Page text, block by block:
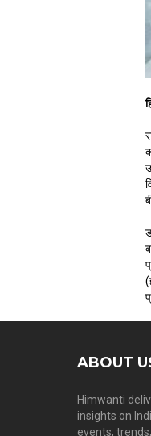
ABOUT
Himwanti
insights on
events,